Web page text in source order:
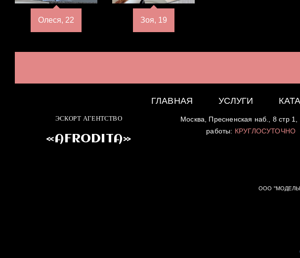
Олеся, 22 Зоя, 19
ГЛАВНАЯ УСЛУГИ
ЭСКОРТ АГЕНТСТВО
«AFRODITA»
Москва, Пресненская наб., 8 стр
работы: КРУГЛОСУТОЧНО
ООО